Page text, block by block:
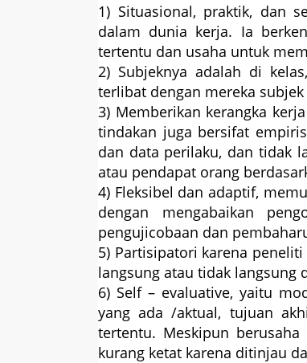
1) Situasional, praktik, dan
dalam dunia kerja. Ia
tertentu dan usaha untuk
2) Subjeknya adalah di
terlibat dengan mereka
3) Memberikan kerangka
tindakan juga bersifat
dan data perilaku, dan tidak
atau pendapat orang
4) Fleksibel dan adaptif,
dengan mengabaikan
pengujicobaan dan
5) Partisipatori karena
langsung atau tidak langsung
6) Self – evaluative, yaitu
yang ada /aktual, tujuan
tertentu. Meskipun
kurang ketat karena ditinjau